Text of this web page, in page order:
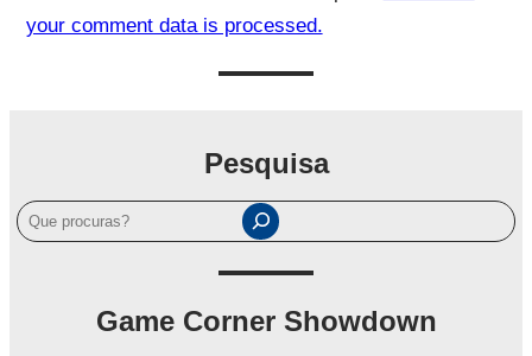
your comment data is processed.
Pesquisa
P
e
Game Corner Showdown